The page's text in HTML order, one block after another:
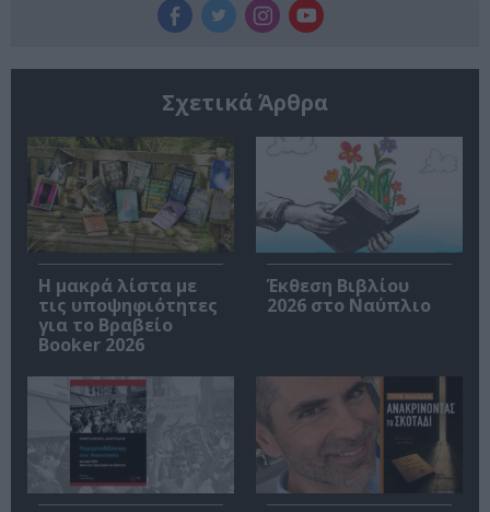
Σχετικά Άρθρα
Η μακρά λίστα με
τις υποψηφιότητες
για το Βραβείο
Booker 2026
Έκθεση Βιβλίου
2026 στο Ναύπλιο